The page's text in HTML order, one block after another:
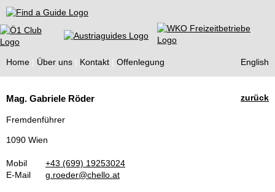
Find a Guide
Home Über uns Kontakt Offenlegung English
Guides
zurück
Mag. Gabriele Röder
Fremdenführer
1090 Wien
Mobil
+43 (699) 19253024
E-Mail
g.roeder@chello.at